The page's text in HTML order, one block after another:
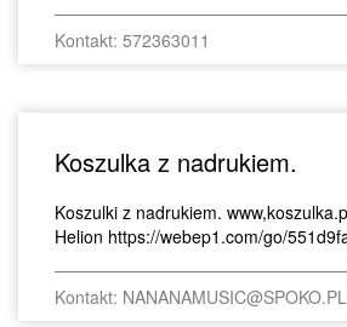
Kontakt: 572363011
Koszulka z nadrukiem.
Koszulki z nadrukiem.
Helion https://webep1.com/go/
Kontakt: NANANAMUSIC@SPOKO.PL